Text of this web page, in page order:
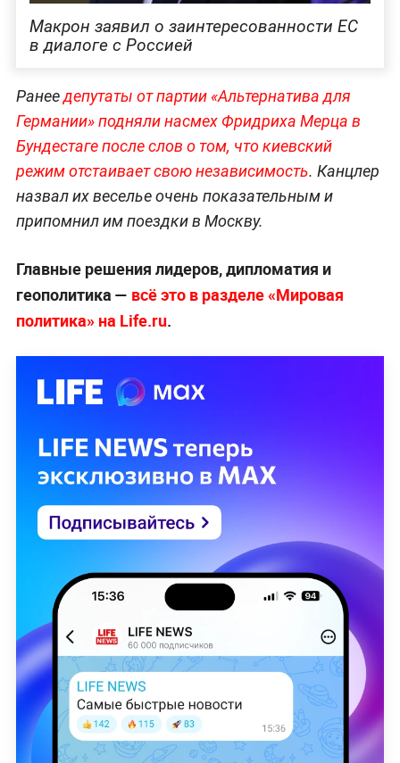
Макрон заявил о заинтересованности ЕС
в диалоге с Россией
Ранеедепутаты от партии «Альтернатива для
Германии» подняли насмех Фридриха Мерца в
Бундестаге после слов о том, что киевский
режим отстаивает свою независимость. Канцлер
назвал их веселье очень показательным и
припомнил им поездки в Москву.
Главные решения лидеров, дипломатия и
геополитика — всё это в разделе «Мировая
политика» на Life.ru.